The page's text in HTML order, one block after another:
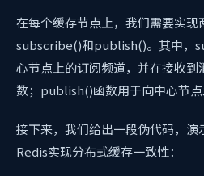
在每个缓存节点上，我们需要实现
subscribe()和publish()。其中，
心节点上的订阅频道，并在接收到
数；publish()函数用于向中心节点
接下来，我们给出一段伪代码，
Redis实现分布式缓存一致性：